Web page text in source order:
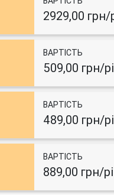
2929,00 грн/
ВАРТІСТЬ
509,00 грн/
ВАРТІСТЬ
489,00 грн/
ВАРТІСТЬ
889,00 грн/